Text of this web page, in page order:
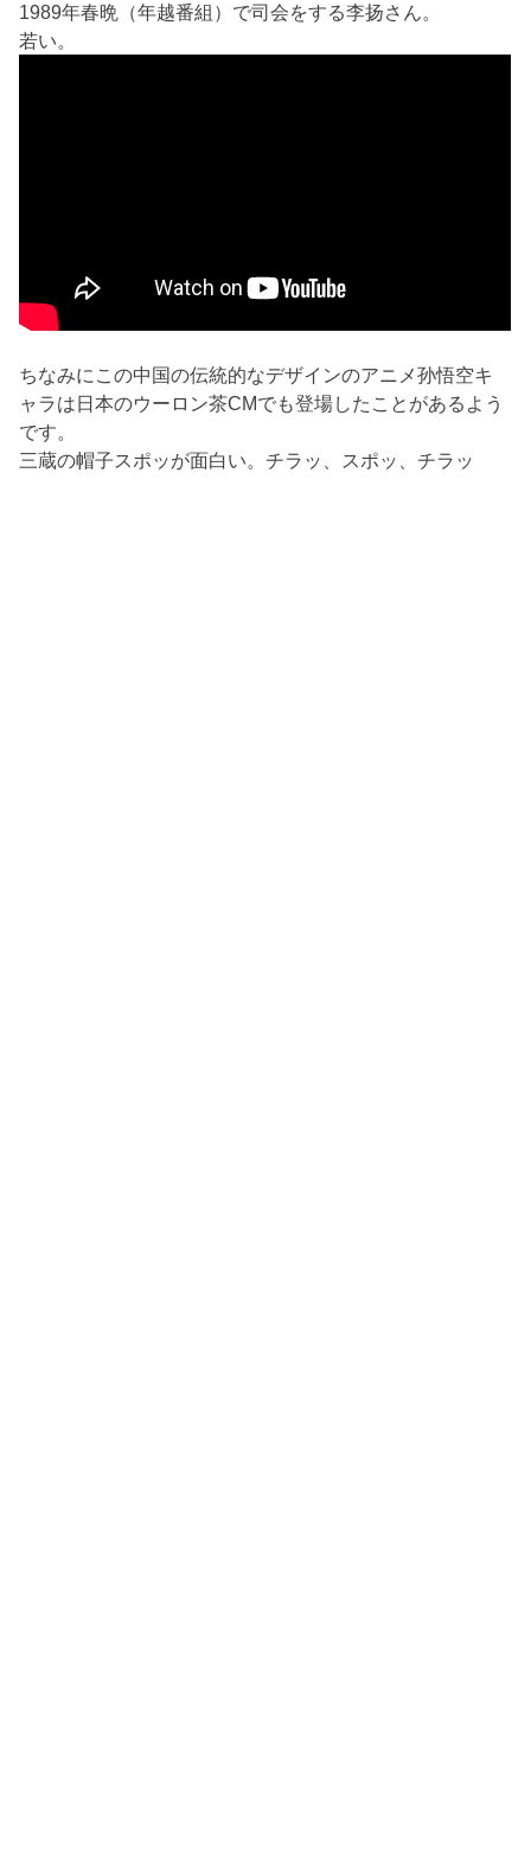
1989年春晩（年越番組）で司会をする李扬さん。
若い。
ちなみにこの中国の伝統的なデザインのアニメ孙悟空キ
ャラは日本のウーロン茶CMでも登場したことがあるよう
です。
三蔵の帽子スポッが面白い。チラッ、スポッ、チラッ